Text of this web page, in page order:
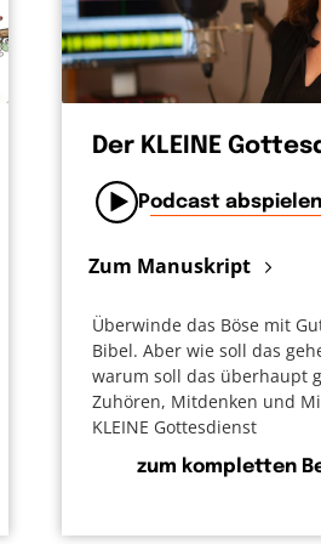
Der KLEINE
Podcast abspielen
Zum Manuskript
Überwinde das Böse mit
Bibel. Aber wie soll das
warum soll das überhaupt
Zuhören, Mitdenken und
KLEINE Gottesdienst
zum kompletten